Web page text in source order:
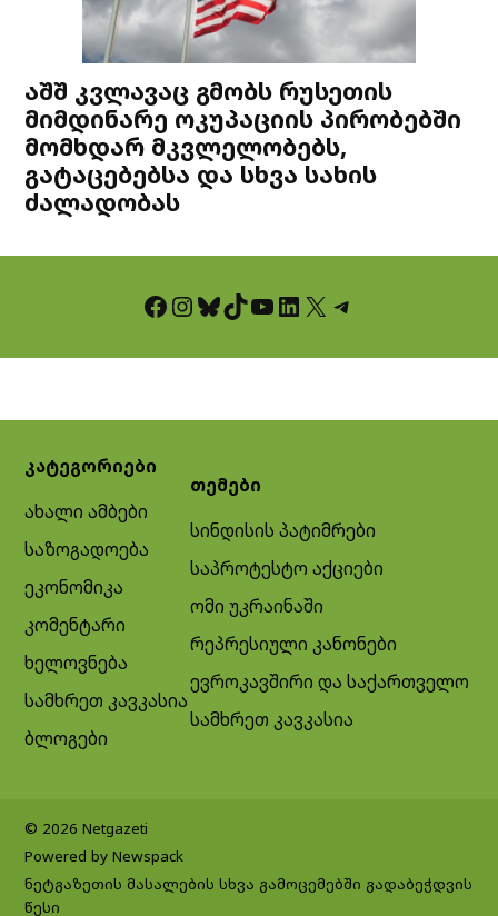
აშშ კვლავაც გმობს რუსეთის
მიმდინარე ოკუპაციის პირობებში
მომხდარ მკვლელობებს,
გატაცებებსა და სხვა სახის
ძალადობას
Facebook InstagramBluesky TikTok YouTube LinkedIn X Telegram
კატეგორიები
ახალი ამბები
საზოგადოება
ეკონომიკა
კომენტარი
ხელოვნება
სამხრეთ კავკასია
ბლოგები
თემები
სინდისის პატიმრები
საპროტესტო აქციები
ომი უკრაინაში
რეპრესიული კანონები
ევროკავშირი და საქართველო
სამხრეთ კავკასია
© 2026 Netgazeti
Powered by Newspack
ნეტგაზეთის მასალების სხვა გამოცემებში გადაბეჭდვის
წესი